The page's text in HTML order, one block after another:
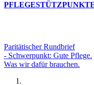
Paritätischer Rundbrief
- Schwerpunkt: Gute Pflege.
Was wir dafür brauchen.